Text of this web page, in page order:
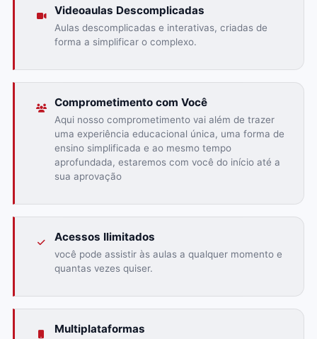
Videoaulas Descomplicadas
Aulas descomplicadas e interativas, criadas de
forma a simplificar o complexo.
Comprometimento com Você
Aqui nosso comprometimento vai além de trazer
uma experiência educacional única, uma forma de
ensino simplificada e ao mesmo tempo
aprofundada, estaremos com você do início até a
sua aprovação
Acessos Ilimitados
você pode assistir às aulas a qualquer momento e
quantas vezes quiser.
Multiplataformas